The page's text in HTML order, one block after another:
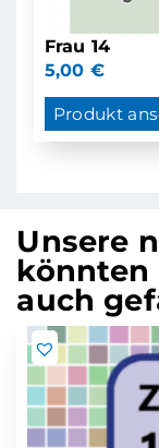
Frau 14
5,00 €
Produkt
Unsere
könnten
auch